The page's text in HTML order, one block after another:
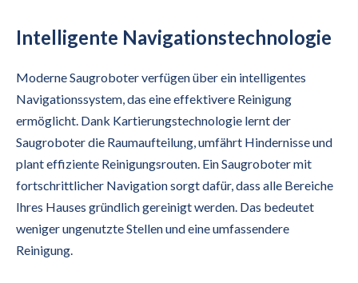
Intelligente Navigationstechnologie
Moderne Saugroboter verfügen über ein intelligentes
Navigationssystem, das eine effektivere Reinigung
ermöglicht. Dank Kartierungstechnologie lernt der
Saugroboter die Raumaufteilung, umfährt Hindernisse und
plant effiziente Reinigungsrouten. Ein Saugroboter mit
fortschrittlicher Navigation sorgt dafür, dass alle Bereiche
Ihres Hauses gründlich gereinigt werden. Das bedeutet
weniger ungenutzte Stellen und eine umfassendere
Reinigung.